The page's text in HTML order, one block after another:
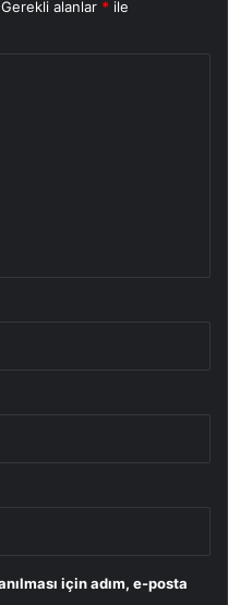
Gerekli alanlar * ile
için adım, e-posta